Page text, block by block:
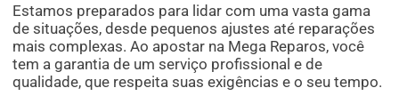
Estamos preparados para lidar com uma vasta gama
de situações, desde pequenos ajustes até reparações
mais complexas. Ao apostar na Mega Reparos, você
tem a garantia de um serviço profissional e de
qualidade, que respeita suas exigências e o seu tempo.